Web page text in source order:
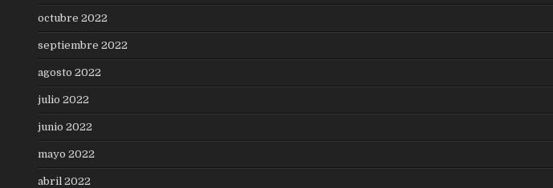
octubre 2022
septiembre 2022
agosto 2022
julio 2022
junio 2022
mayo 2022
abril 2022